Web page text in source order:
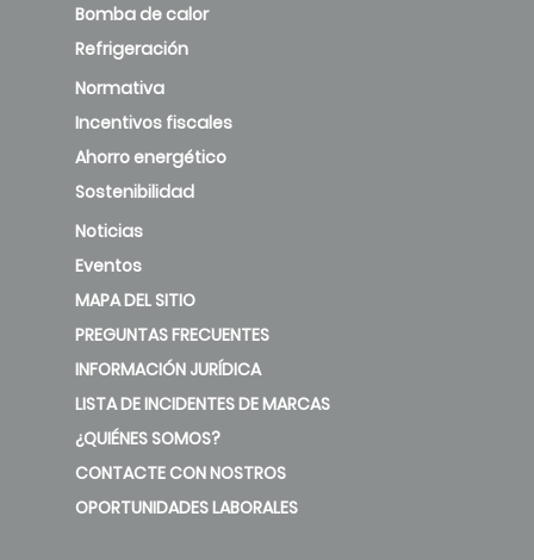
Bomba de calor
Refrigeración
Normativa
Incentivos fiscales
Ahorro energético
Sostenibilidad
Noticias
Eventos
MAPA DEL SITIO
PREGUNTAS FRECUENTES
INFORMACIÓN JURÍDICA
LISTA DE INCIDENTES DE MARCAS
¿QUIÉNES SOMOS?
CONTACTE CON NOSTROS
OPORTUNIDADES LABORALES